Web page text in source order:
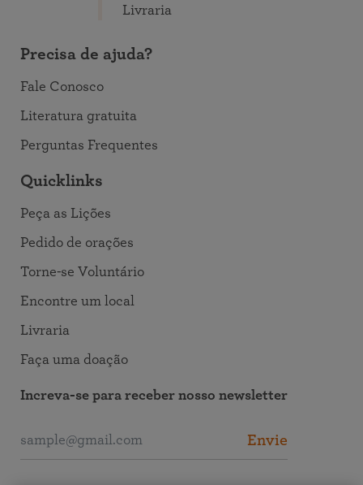
Livraria
Precisa de ajuda?
Fale Conosco
Literatura gratuita
Perguntas Frequentes
Quicklinks
Peça as Lições
Pedido de orações
Torne-se Voluntário
Encontre um local
Livraria
Faça uma doação
Increva-se para receber nosso newsletter
Envie